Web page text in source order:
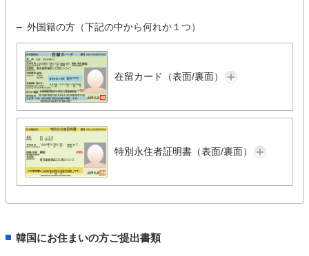
外国籍の方（下記の中から何れか１つ）
在留カード（表面/裏面）
特別永住者証明書（表面/裏面）
韓国にお住まいの方ご提出書類